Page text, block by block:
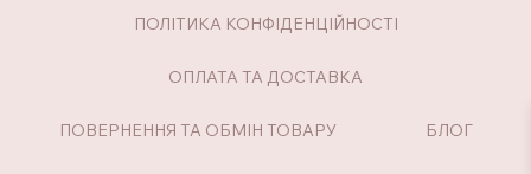
ПОЛІТИКА КОНФІДЕНЦІЙНОСТІ
ОПЛАТА ТА ДОСТАВКА
ПОВЕРНЕННЯ ТА ОБМІН ТОВАРУ БЛОГ